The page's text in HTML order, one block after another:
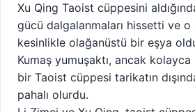
Xu Qing Taoist cüppesini
gücü dalgalanmaları hissetti ve o
kesinlikle olağanüstü bir eşya
Kumaş yumuşaktı, ancak kolayca
bir Taoist cüppesi tarikatın
pahalı olurdu.